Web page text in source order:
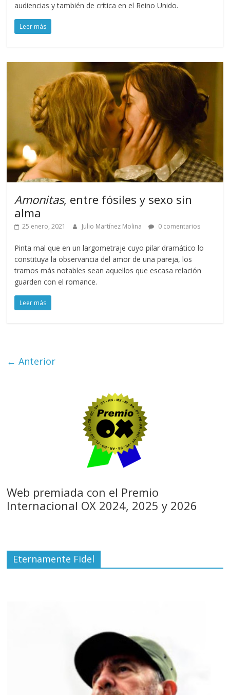
audiencias y también de crítica en el Reino Unido.
Leer más
Amonitas, entre fósiles y sexo sin
alma
25 enero, 2021 Julio Martínez Molina 0 comentarios
Pinta mal que en un largometraje cuyo pilar dramático lo
constituya la observancia del amor de una pareja, los
tramos más notables sean aquellos que escasa relación
guarden con el romance.
Leer más
← Anterior
Web premiada con el Premio
Internacional OX 2024, 2025 y 2026
Eternamente Fidel